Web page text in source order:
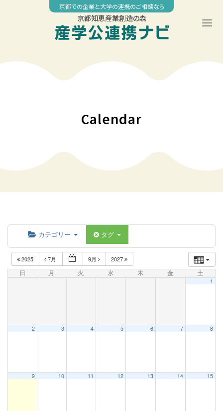
京都での企業と大学の連携のご相談なら
京都知恵産業創造の森
Calendar
カテゴリー タグ
2025 7月 9月 2027
日 月 火 水 木 金 土
1
2 3 4 5 6 7 8
9 10 11 12 13 14 15